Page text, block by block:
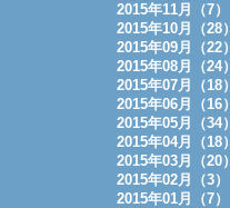
2015年11月（7）
2015年10月（28）
2015年09月（22）
2015年08月（24）
2015年07月（18）
2015年06月（16）
2015年05月（34）
2015年04月（18）
2015年03月（20）
2015年02月（3）
2015年01月（7）